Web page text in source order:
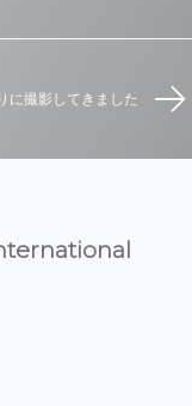
に撮影してきました